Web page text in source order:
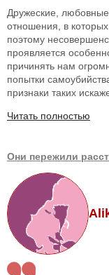
Дружеские,
отношения, в
поэтому
проявляется
причинять нам
попытки
признаки таких
Читать полностью
Они пережили